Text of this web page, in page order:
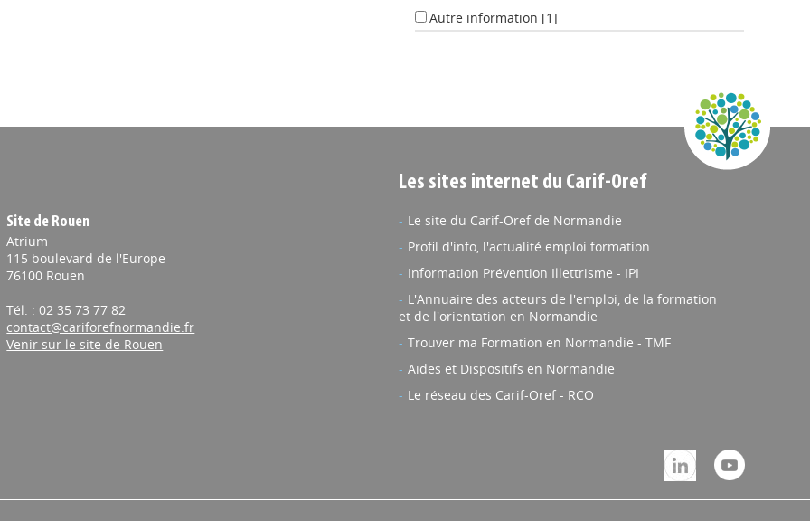
Autre information [1]
Site de Rouen
Atrium
115 boulevard de l'Europe
76100 Rouen
Tél. : 02 35 73 77 82
contact@cariforefnormandie.fr
Venir sur le site de Rouen
Les sites internet du Carif-Oref
Le site du Carif-Oref de Normandie
Profil d'info, l'actualité emploi formation
Information Prévention Illettrisme - IPI
L'Annuaire des acteurs de l'emploi, de la formation
et de l'orientation en Normandie
Trouver ma Formation en Normandie - TMF
Aides et Dispositifs en Normandie
Le réseau des Carif-Oref - RCO